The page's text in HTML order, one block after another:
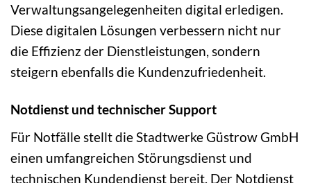
Verwaltungsangelegenheiten digital erledigen.
Diese digitalen Lösungen verbessern nicht nur
die Effizienz der Dienstleistungen, sondern
steigern ebenfalls die Kundenzufriedenheit.
Notdienst und technischer Support
Für Notfälle stellt die Stadtwerke Güstrow GmbH
einen umfangreichen Störungsdienst und
technischen Kundendienst bereit. Der Notdienst